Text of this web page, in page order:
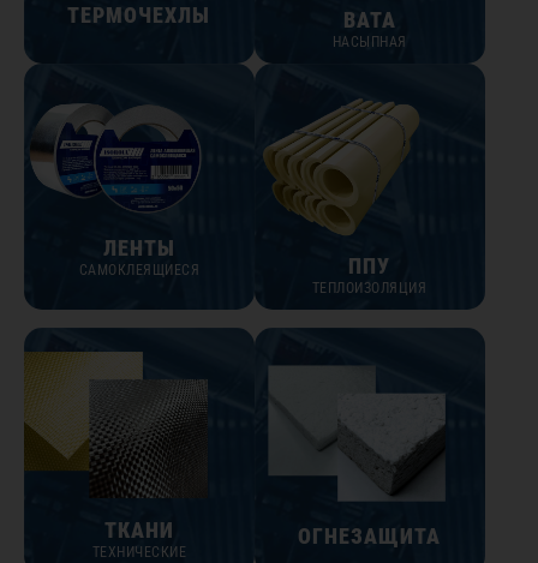
ТЕРМОЧЕХЛЫ ВАТА
НАСЫПНАЯ
ЛЕНТЫ
САМОКЛЕЯЩИЕСЯ ППУ
ТЕПЛОИЗОЛЯЦИЯ
ТКАНИ
ТЕХНИЧЕСКИЕ
ОГНЕЗАЩИТА